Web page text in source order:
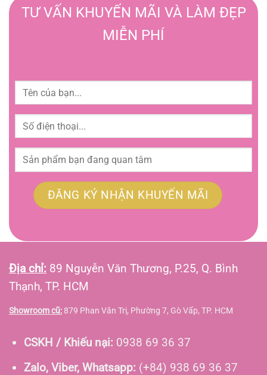
TƯ VẤN KHUYẾN MÃI VÀ LÀM ĐẸP
MIỄN PHÍ
Địa chỉ: 89 Nguyễn Văn Thương, P.25, Q. Bình
Thạnh, TP. HCM
Showroom cũ: 879 Phan Văn Trị, Phường 7, Gò Vấp, TP. HCM
CSKH / Khiếu nại: 0938 69 36 37
Zalo, Viber, Whatsapp: (+84) 938 69 36 37